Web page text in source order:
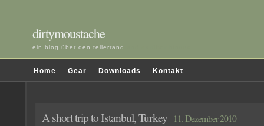
dirtymoustache
ein blog über den tellerrand
Home Gear Downloads Kontakt
A short trip to Istanbul, Turkey 11. Dezember 2010